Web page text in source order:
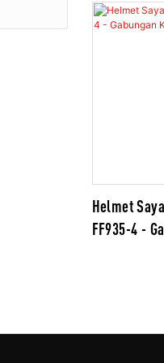
Penunggang
Helmet
FF935-4 -